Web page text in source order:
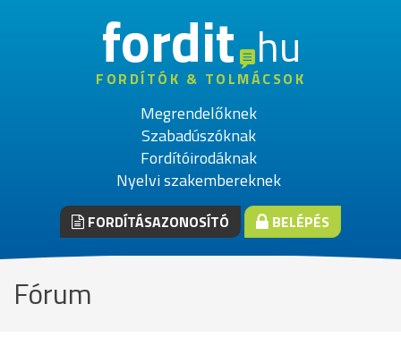
fordithu
FORDÍTÓK & TOLMÁCSOK
Megrendelőknek
Szabadúszóknak
Fordítóirodáknak
Nyelvi szakembereknek
FORDÍTÁSAZONOSÍTÓ BELÉPÉS
Fórum